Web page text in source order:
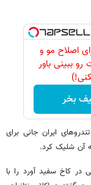
اصلاح مو و
ببینی باور
بخر
ایران جانی برای
آن شلیک کرد.
کاخ سفید آورد را با